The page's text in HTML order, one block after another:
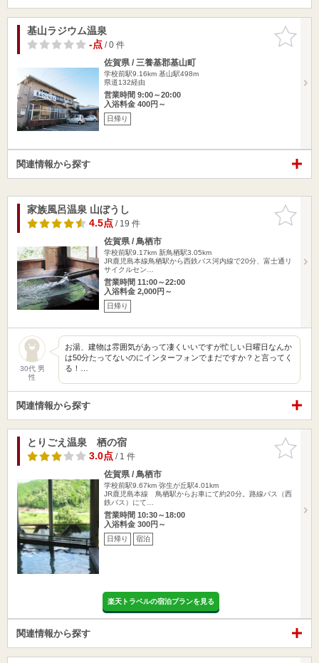
お気に入
りに追加
基山ラジウム温泉
-点/ 0 件
佐賀県 / 三養基郡基山町
学校前駅9.16km 基山駅498m
県道132経由
営業時間 9:00～20:00
入浴料金 400円～
日帰り
関連情報から探す
お気に入
りに追加
家族風呂温泉 山ぼうし
4.5点/ 19 件
佐賀県 / 鳥栖市
学校前駅9.17km 新鳥栖駅3.05km
JR鹿児島本線鳥栖駅から西鉄バス河内線で20分、富士通リ
サイクルセン…
営業時間 11:00～22:00
入浴料金 2,000円～
日帰り
30代 男
性
お湯、建物は雰囲気があって凄くいいですが忙しい日曜日なんか
は50分たってないのにインターフォンでまだですか？と言ってく
る！…
関連情報から探す
お気に入
りに追加
とりごえ温泉 栖の宿
3.0点/ 1 件
佐賀県 / 鳥栖市
学校前駅9.67km 弥生が丘駅4.01km
JR鹿児島本線 鳥栖駅からお車にて約20分。路線バス（西
鉄バス）にて…
営業時間 10:30～18:00
入浴料金 300円～
日帰り 宿泊
楽天トラベルの宿泊プランを見る
関連情報から探す